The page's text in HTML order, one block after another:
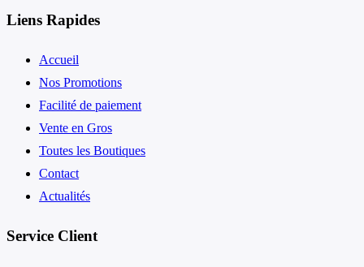
Liens Rapides
Accueil
Nos Promotions
Facilité de paiement
Vente en Gros
Toutes les Boutiques
Contact
Actualités
Service Client